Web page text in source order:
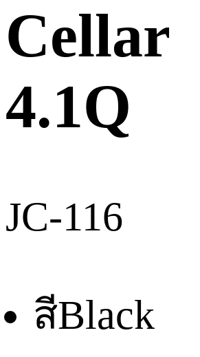
Cellar
4.1Q
JC-116
สีBlack